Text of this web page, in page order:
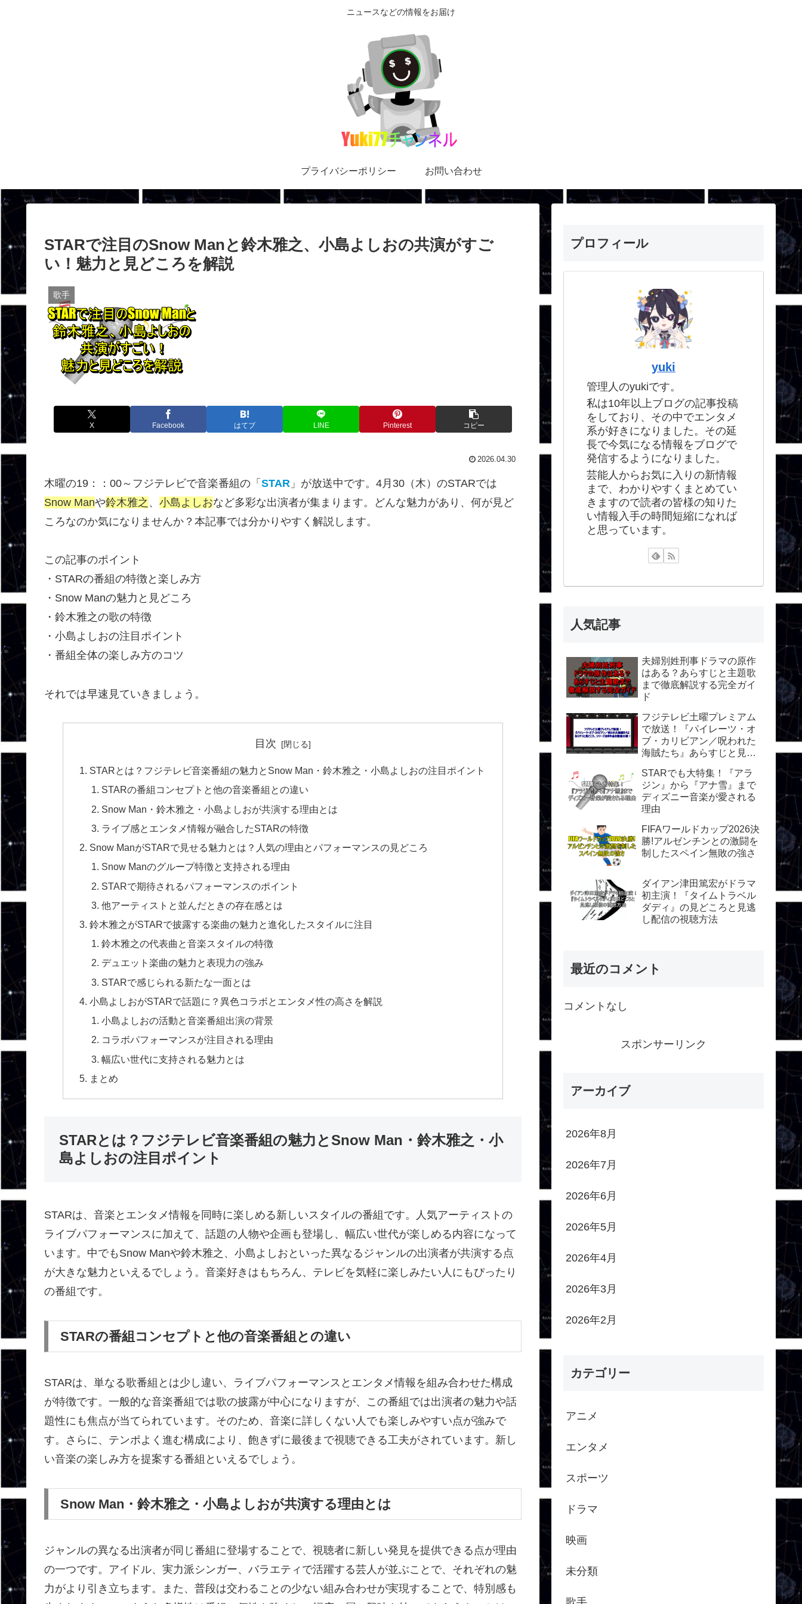
ニュースなどの情報をお届け
プライバシーポリシー お問い合わせ
STARで注目のSnow Manと鈴木雅之、小島よしおの共演がすご
い！魅力と見どころを解説
歌手
X Facebook はてブ LINE Pinterest コピー
2026.04.30
木曜の19：：00～フジテレビで音楽番組の「 STAR 」が放送中です。4月30（木）のSTARでは
Snow Manや鈴木雅之 、 小島よしおなど多彩な出演者が集まります。どんな魅力があり、何が見ど
ころなのか気になりませんか？本記事では分かりやすく解説します。
この記事のポイント
・STARの番組の特徴と楽しみ方
・Snow Manの魅力と見どころ
・鈴木雅之の歌の特徴
・小島よしおの注目ポイント
・番組全体の楽しみ方のコツ
それでは早速見ていきましょう。
目次
STARとは？フジテレビ音楽番組の魅力とSnow Man・鈴木雅之・小島よしおの注目ポイント
STARの番組コンセプトと他の音楽番組との違い
Snow Man・鈴木雅之・小島よしおが共演する理由とは
ライブ感とエンタメ情報が融合したSTARの特徴
Snow ManがSTARで見せる魅力とは？人気の理由とパフォーマンスの見どころ
Snow Manのグループ特徴と支持される理由
STARで期待されるパフォーマンスのポイント
他アーティストと並んだときの存在感とは
鈴木雅之がSTARで披露する楽曲の魅力と進化したスタイルに注目
鈴木雅之の代表曲と音楽スタイルの特徴
デュエット楽曲の魅力と表現力の強み
STARで感じられる新たな一面とは
小島よしおがSTARで話題に？異色コラボとエンタメ性の高さを解説
小島よしおの活動と音楽番組出演の背景
コラボパフォーマンスが注目される理由
幅広い世代に支持される魅力とは
まとめ
STARとは？フジテレビ音楽番組の魅力とSnow Man・鈴木雅之・小
島よしおの注目ポイント
STARは、音楽とエンタメ情報を同時に楽しめる新しいスタイルの番組です。人気アーティストの
ライブパフォーマンスに加えて、話題の人物や企画も登場し、幅広い世代が楽しめる内容になって
います。中でもSnow Manや鈴木雅之、小島よしおといった異なるジャンルの出演者が共演する点
が大きな魅力といえるでしょう。音楽好きはもちろん、テレビを気軽に楽しみたい人にもぴったり
の番組です。
STARの番組コンセプトと他の音楽番組との違い
STARは、単なる歌番組とは少し違い、ライブパフォーマンスとエンタメ情報を組み合わせた構成
が特徴です。一般的な音楽番組では歌の披露が中心になりますが、この番組では出演者の魅力や話
題性にも焦点が当てられています。そのため、音楽に詳しくない人でも楽しみやすい点が強みで
す。さらに、テンポよく進む構成により、飽きずに最後まで視聴できる工夫がされています。新し
い音楽の楽しみ方を提案する番組といえるでしょう。
Snow Man・鈴木雅之・小島よしおが共演する理由とは
ジャンルの異なる出演者が同じ番組に登場することで、視聴者に新しい発見を提供できる点が理由
の一つです。アイドル、実力派シンガー、バラエティで活躍する芸人が並ぶことで、それぞれの魅
力がより引き立ちます。また、普段は交わることの少ない組み合わせが実現することで、特別感も
プロフィール
yuki
管理人のyukiです。
私は10年以上ブログの記事投稿
をしており、その中でエンタメ
系が好きになりました。その延
長で今気になる情報をブログで
発信するようになりました。
芸能人からお気に入りの新情報
まで、わかりやすくまとめてい
きますので読者の皆様の知りた
い情報入手の時間短縮になれば
と思っています。
人気記事
夫婦別姓刑事ドラマの原作
はある？あらすじと主題歌
まで徹底解説する完全ガイ
ド
フジテレビ土曜プレミアム
で放送！『パイレーツ・オ
ブ・カリビアン／呪われた
海賊たち』あらすじと見ど
徹底比較！
STARでも大特集！『アラ
ジン』から『アナ雪』まで
ディズニー音楽が愛される
理由
FIFAワールドカップ2026決
勝!アルゼンチンとの激闘を
制したスペイン無敗の強さ
ダイアン津田篤宏がドラマ
初主演！『タイムトラベル
ダディ』の見どころと見逃
し配信の視聴方法
最近のコメント
コメントなし
スポンサーリンク
アーカイブ
2026年8月
2026年7月
2026年6月
2026年5月
2026年4月
2026年3月
2026年2月
カテゴリー
アニメ
エンタメ
スポーツ
ドラマ
映画
未分類